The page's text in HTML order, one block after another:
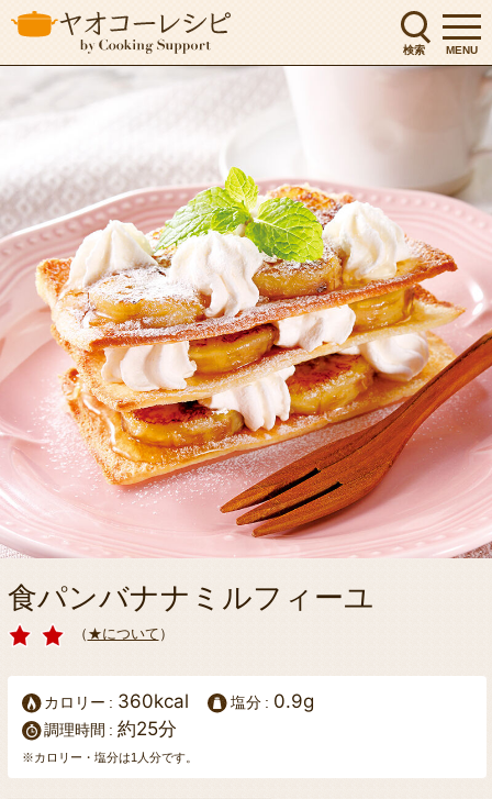
検索 MENU
食パンバナナミルフィーユ
（ ★について ）
カロリー 360kcal 塩分 0.9g
調理時間 約25分
※カロリー・塩分は1人分です。